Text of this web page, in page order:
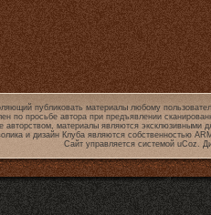
публиковать материалы любому
по просьбе автора при предъявлении
авторством, материалы являются эксклюзивными
и дизайн Клуба являются собственностью
Сайт управляется системой uCoz.